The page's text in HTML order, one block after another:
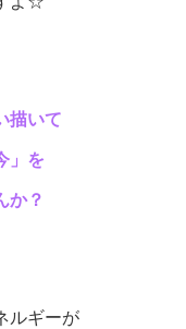
描いて
」を
か？
ルギーが